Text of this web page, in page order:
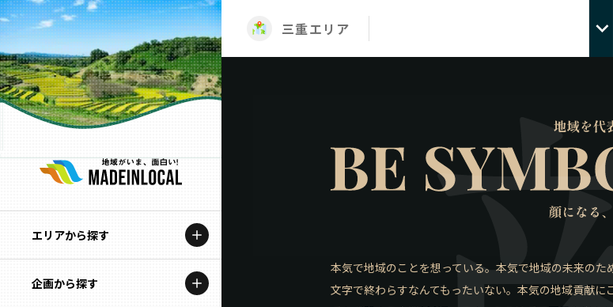
エリアから探す
北海道
企画から探す
三重エリア
本気で地域のことを想っている。本気で地域の未来の
文字で終わらすなんてもったいない。本気の地域貢献